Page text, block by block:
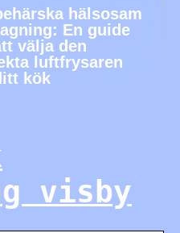
hälsosam
En guide
välja den
luftfrysaren
kök
visby